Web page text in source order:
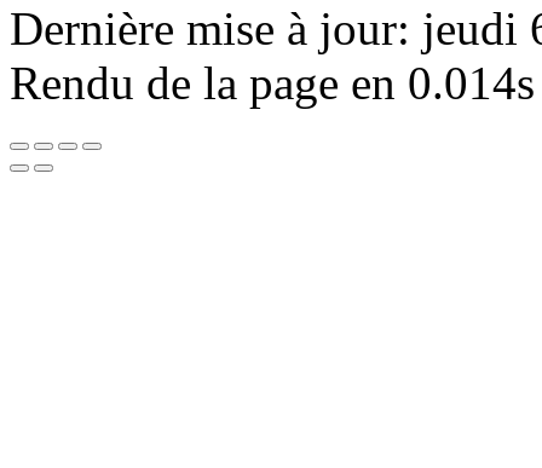
Dernière mise à jour:
Rendu de la page en 0.014s